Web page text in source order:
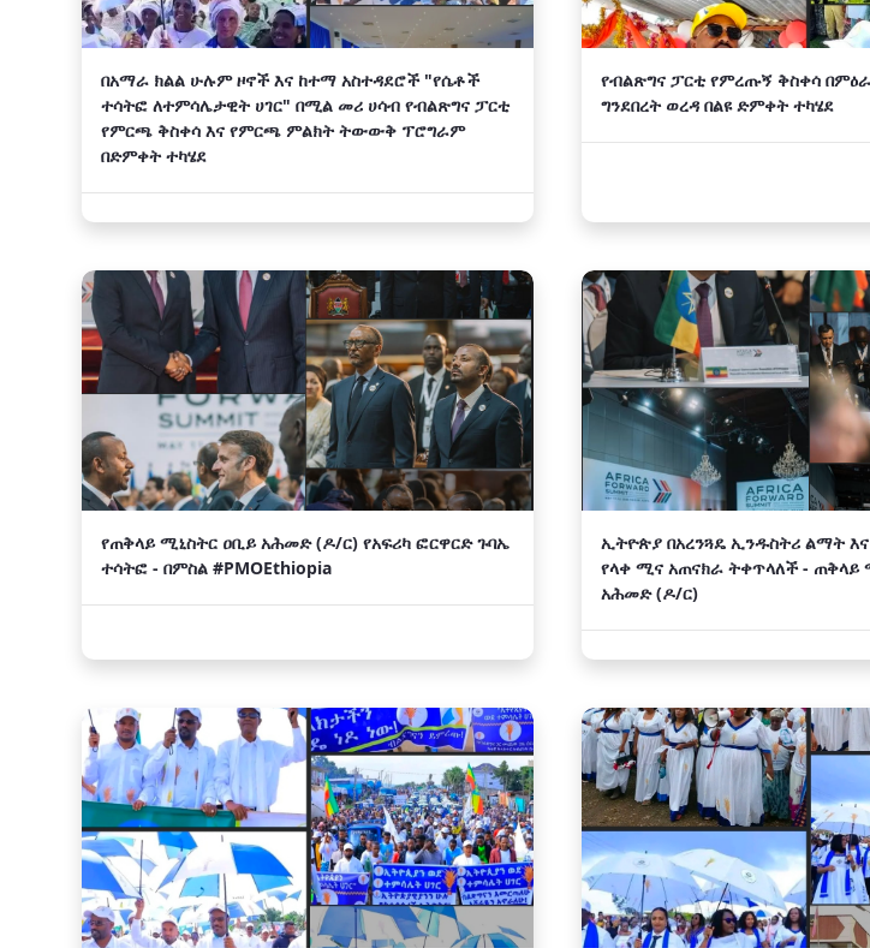
በአማራ ክልል ሁሉም ዞኖች እና ከተማ አስተዳደሮች "የሴቶች
ተሳትፎ ለተምሳሌታዊት ሀገር" በሚል መሪ ሀሳብ የብልጽግና ፓርቲ
የምርጫ ቅስቀሳ እና የምርጫ ምልክት ትውውቅ ፕሮግራም
በድምቀት ተካሄደ
የብልጽግና ፓርቲ የምረጡኝ ቅስቀሳ
ግንደበረት ወረዳ በልዩ ድምቀት ተካሄደ
የጠቅላይ ሚኒስትር ዐቢይ አሕመድ (ዶ/ር) የአፍሪካ ፎርዋርድ ጉባኤ
ተሳትፎ - በምስል #PMOEthiopia
ኢትዮጵያ በአረንጓዴ ኢንዱስትሪ ልማት እና
የላቀ ሚና አጠናክራ ትቀጥላለች - ጠቅላይ
አሕመድ (ዶ/ር)